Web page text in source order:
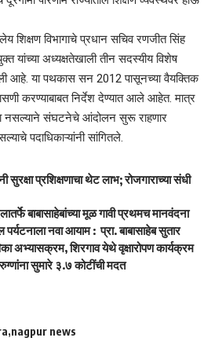
शिक्षण विभागाचे प्रधान सचिव रणजीत सिंह
यांच्या अध्यक्षतेखाली तीन सदस्यीय विशेष
आहे. या पथकास सन 2012 पासूनच्या वैयक्तिक
करण्याबाबत निर्देश देण्यात आले आहेत. मात्र
नसल्याने संघटनेचे आंदोलन सुरू राहणार
पदाधिकाऱ्यांनी सांगितले.
सुरक्षा प्रशिक्षणाचा थेट लाभ; रोजगाराच्या संधी
बाबासाहेबांच्या मूळ गावी प्रथमच मानवंदना
नवा आयाम : प्रा. बाबासाहेब सुतार
अभ्यासक्रम, शिरगाव येथे वृक्षारोपण कार्यक्रम
सुमारे ३.७ कोटींची मदत
nagpur news